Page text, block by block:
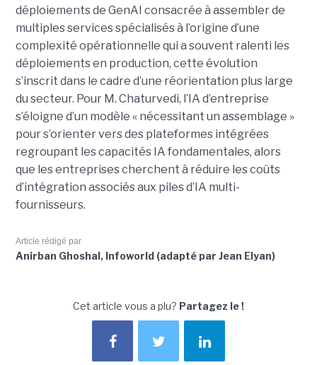
déploiements de GenAI consacrée à assembler de
multiples services spécialisés à l’origine d’une
complexité opérationnelle qui a souvent ralenti les
déploiements en production, cette évolution
s’inscrit dans le cadre d’une réorientation plus large
du secteur. Pour M. Chaturvedi, l’IA d’entreprise
s’éloigne d’un modèle « nécessitant un assemblage »
pour s’orienter vers des plateformes intégrées
regroupant les capacités IA fondamentales, alors
que les entreprises cherchent à réduire les coûts
d’intégration associés aux piles d’IA multi-
fournisseurs.
Article rédigé par
Anirban Ghoshal, Infoworld (adapté par Jean Elyan)
Cet article vous a plu? Partagez le !